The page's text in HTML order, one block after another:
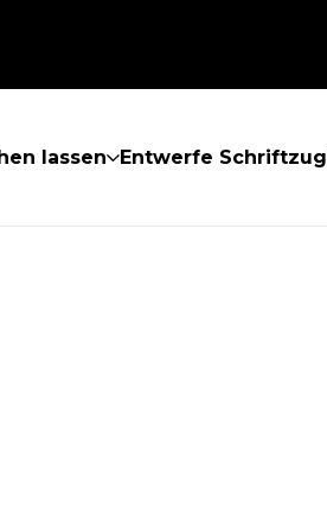
lassen Entwerfe Schriftzug